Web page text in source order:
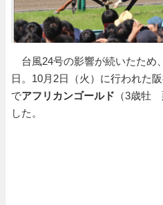
台風24号の影響が続いたため
日。10月2日（火）に行われた
でアフリカンゴールド （3歳牡
した。